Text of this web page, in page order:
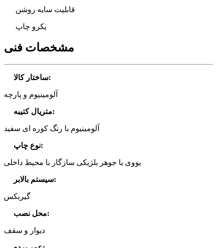
قابلیت سایه روشن
یکرو چاپ
مشخصات فنی
ساختار کالا:
آلومینیوم و پارچه
متریال کتیبه:
آلومینیوم با رنگ کوره ای سفید
نوع چاپ:
یووی با جوهر بلژیکی سازگار با محیط داخلی
سیستم بالابر:
گیربکس
محل نصب:
دیوار و سقف